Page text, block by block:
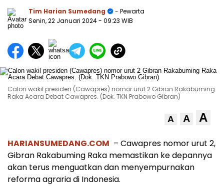
Tim Harian Sumedang
- Pewarta
Senin, 22 Januari 2024- 09:23 WIB
Calon wakil presiden (Cawapres) nomor urut 2 Gibran Rakabuming
Raka Acara Debat Cawapres. (Dok. TKN Prabowo Gibran)
A A A
HARIANSUMEDANG.COM – Cawapres nomor urut 2,
Gibran Rakabuming Raka memastikan ke depannya
akan terus menguatkan dan menyempurnakan
reforma agraria di Indonesia.